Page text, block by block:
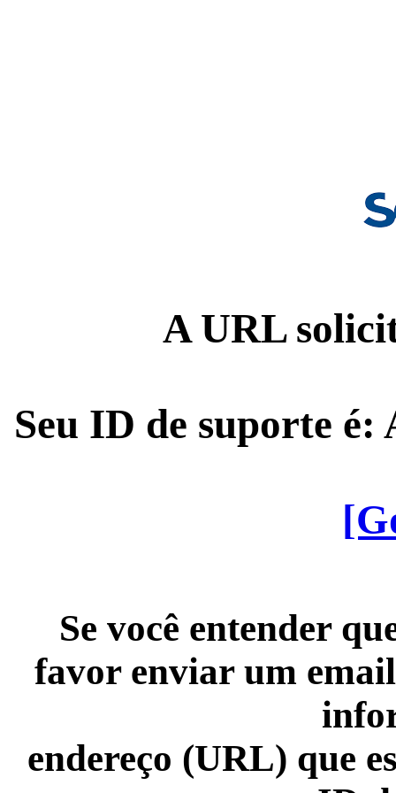
A URL
Seu ID de suporte é:
Se você entender
favor enviar um
endereço (URL) que